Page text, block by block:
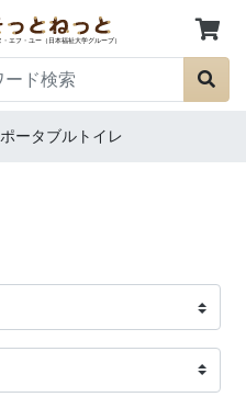
ポータブルトイレ